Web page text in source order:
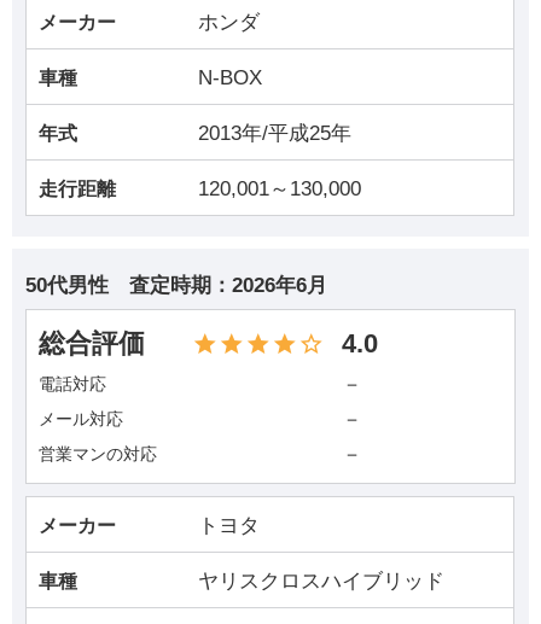
メーカー ホンダ
車種 N-BOX
年式 2013年/平成25年
走行距離 120,001～130,000
50代男性 査定時期： 2026年6月
総合評価 4.0
電話対応 －
メール対応 －
営業マンの対応 －
メーカー トヨタ
車種 ヤリスクロスハイブリッド